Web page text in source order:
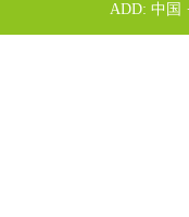
ADD: 中国